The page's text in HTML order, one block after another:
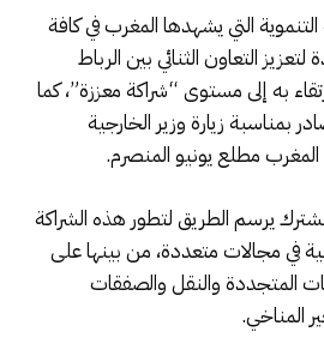
التنموية التي يشهدها المغرب في كافة
التعاون الثنائي بين الرباط
به إلى مستوى “شراكة معززة”، كما
بمناسبة زيارة وزير الخارجية
المغرب مطلع يونيو المنصرم.
يرسم الطريق لتطور هذه الشراكة
في مجالات متعددة، من بينها على
المتجددة والنقل والصفقات
المناخي.